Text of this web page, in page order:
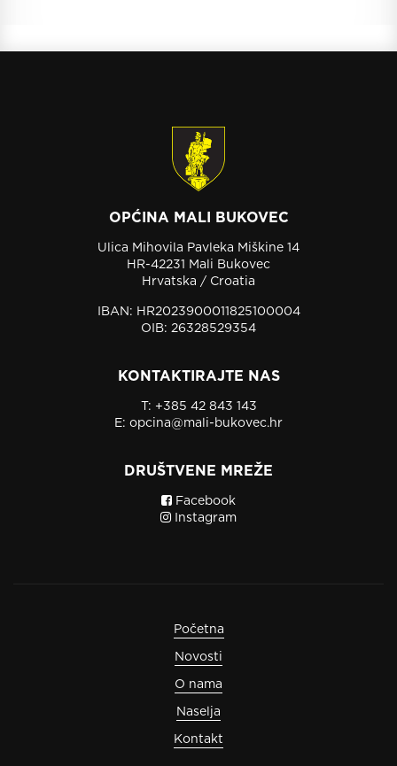
OPĆINA MALI BUKOVEC
Ulica Mihovila Pavleka Miškine 14
HR-42231 Mali Bukovec
Hrvatska / Croatia
IBAN: HR2023900011825100004
OIB: 26328529354
KONTAKTIRAJTE NAS
T: +385 42 843 143
E: opcina@mali-bukovec.hr
DRUŠTVENE MREŽE
Facebook
Instagram
Početna
Novosti
O nama
Naselja
Kontakt